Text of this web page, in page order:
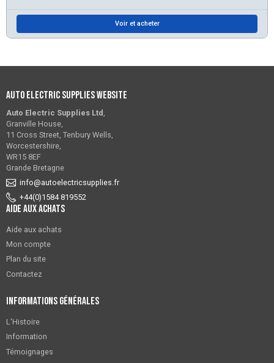
Voir et acheter
Auto Electric Supplies Website
Auto Electric Supplies Ltd
Granville House,
11 Cross Street, Tenbury Wells,
Worcestershire,
WR15 8EF
Grande Bretagne
info@autoelectricsupplies.fr
+44(0)1584 819552
Aide aux achats
Aide aux achats
Mon compte
Plan du site
Contactez
Informations générales
L'Histoire
Information
Témoignages